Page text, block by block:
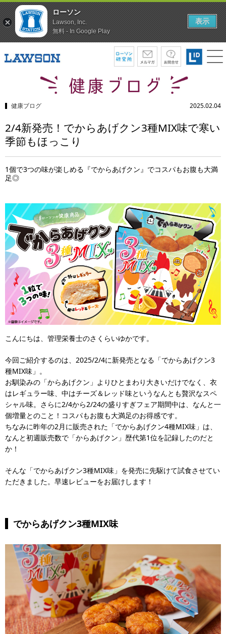
健康ブログ 2025.02.04
2/4新発売！でからあげクン3種MIX味で寒い
季節もほっこり
1個で3つの味が楽しめる『でからあげクン』でコスパもお腹も大満
足◎
こんにちは、管理栄養士のさくらいゆかです。
今回ご紹介するのは、2025/2/4に新発売となる「でからあげクン3
種MIX味」。
お馴染みの「からあげクン」よりひとまわり大きいだけでなく、衣
はレギュラー味、中はチーズ＆レッド味というなんとも贅沢なスペ
シャル味。さらに2/4から2/24の盛りすぎフェア期間中は、なんと一
個増量とのこと！コスパもお腹も大満足のお得感です。
ちなみに昨年の2月に販売された「でからあげクン4種MIX味」は、
なんと初週販売数で「からあげクン」歴代第1位を記録したのだと
か！
そんな「でからあげクン3種MIX味」を発売に先駆けて試食させてい
ただきました。早速レビューをお届けします！
でからあげクン3種MIX味
ローソン
Lawson, Inc.
無料 - In Google Play
表示